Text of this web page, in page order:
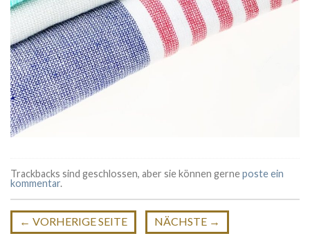
Trackbacks sind geschlossen, aber sie können gerneposte ein
kommentar.
← VORHERIGE SEITE NÄCHSTE →